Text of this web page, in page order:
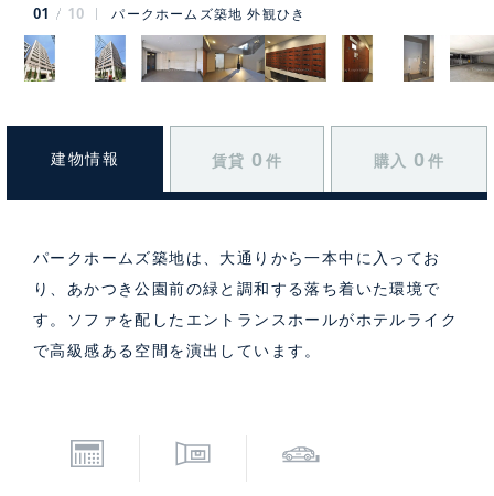
01 10 パークホームズ築地 外観ひき
建物情報 賃貸 0 件 購入 0 件
パークホームズ築地は、大通りから一本中に入ってお
り、あかつき公園前の緑と調和する落ち着いた環境で
す。ソファを配したエントランスホールがホテルライク
で高級感ある空間を演出しています。